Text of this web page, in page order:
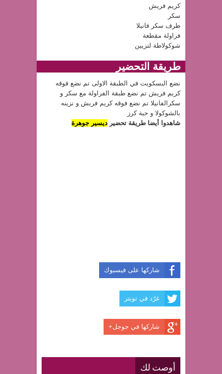
كريم فريش
سكر
ظرف سكر فانيلا
فراولة مقطعة
شوكولاطة لتزيين
طريقة التحضير
نضع البسكويت في الطبقة الاولى تم نضع فوقه
كريم فريش تم نضع طبقة الفراولة مع سكر و
سكرالفانيلا تم نضع فوقه كريم فريش و نزينه
بالشوكولا و حبة كرز
شاهدوا أيضا طريقة تحضير ديسير جوهرة
شاركها على فيسبوك
غرّد في تويتر
شاركها في جوجل+
أوصت لك